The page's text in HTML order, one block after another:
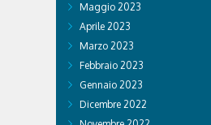
Maggio 2023
Aprile 2023
Marzo 2023
Febbraio 2023
Gennaio 2023
Dicembre 2022